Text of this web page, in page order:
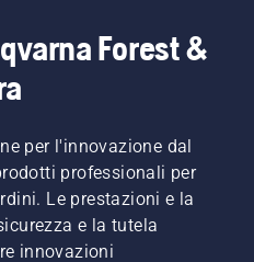
Forest &
per l'innovazione dal
professionali per
Le prestazioni e la
e la tutela
innovazioni